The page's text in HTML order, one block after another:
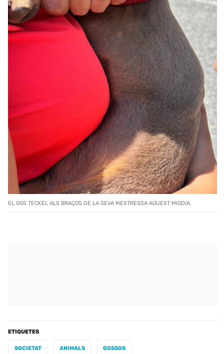
EL GOS TECKEL ALS BRAÇOS DE LA SEVA MESTRESSA AQUEST MIGDIA.
ETIQUETES
SOCIETAT ANIMALS GOSSOS